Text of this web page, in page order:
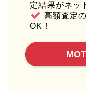
定結果がネッ
高額査定
OK！